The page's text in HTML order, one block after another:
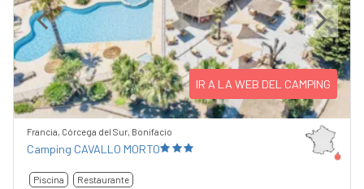
Previous Next
IR A LA WEB DEL CAMPING
Francia, Córcega del Sur, Bonifacio
Camping CAVALLO MORTO
Piscina Restaurante